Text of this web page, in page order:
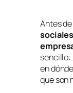
Antes
sencillo:
en
que son